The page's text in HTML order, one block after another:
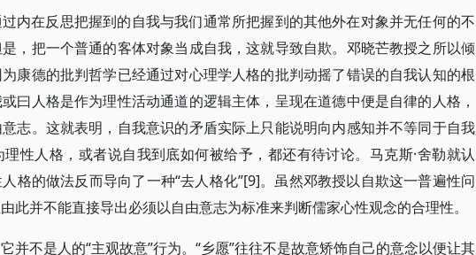
内在反思把握到的自我与我们通常所把握到的其他外在对象并无任何的不
，把一个普通的客体对象当成自我，这就导致自欺。邓晓芒教授之所以倾
康德的批判哲学已经通过对心理学人格的批判动摇了错误的自我认知的根
曰人格是作为理性活动通道的逻辑主体，呈现在道德中便是自律的人格，
志。这就表明，自我意识的矛盾实际上只能说明向内感知并不等同于自我
性人格，或者说自我到底如何被给予，都还有待讨论。马克斯·舍勒就认
格的做法反而导向了一种“去人格化”[9]。虽然邓教授以自欺这一普遍性问
此并不能直接导出必须以自由意志为标准来判断儒家心性观念的合理性。
并不是人的“主观故意”行为。“乡愿”往往不是故意矫饰自己的意念以便让其